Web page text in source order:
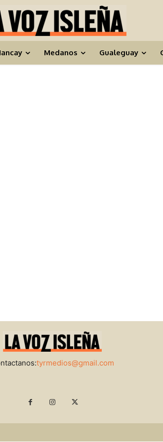
Medanos Gualeguay
tyrmedios@gmail.com